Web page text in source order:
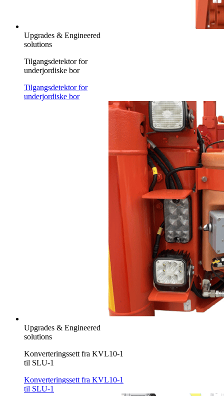
Upgrades & Engineered
solutions
Tilgangsdetektor for
underjordiske bor
Tilgangsdetektor for
underjordiske bor
Upgrades & Engineered
solutions
Konverteringssett fra KVL10-1
til SLU-1
Konverteringssett fra KVL10-1
til SLU-1